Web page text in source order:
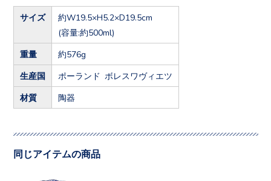
サイズ
約W19.5×H5.2×D19.5cm
(容量:約500ml)
重量 約576g
生産国 ポーランド ボレスワヴィエツ
材質 陶器
同じアイテムの商品